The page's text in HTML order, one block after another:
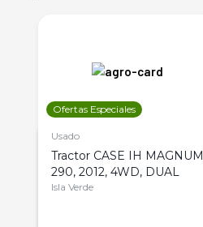
Ofertas Especiales
Usado
Tractor CASE IH MAGNUM
290, 2012, 4WD, DUAL
Isla Verde